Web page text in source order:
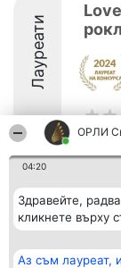
ОРЛИ
04:20
Здравейте,
кликнете върху
Аз съм лауреат,
Лауреати
класиране
Beautiful Company S.R.L.
BulevardulAleea Timișul
Sus Nr. 2, Bl. A30, Sc. A,
București 53-238